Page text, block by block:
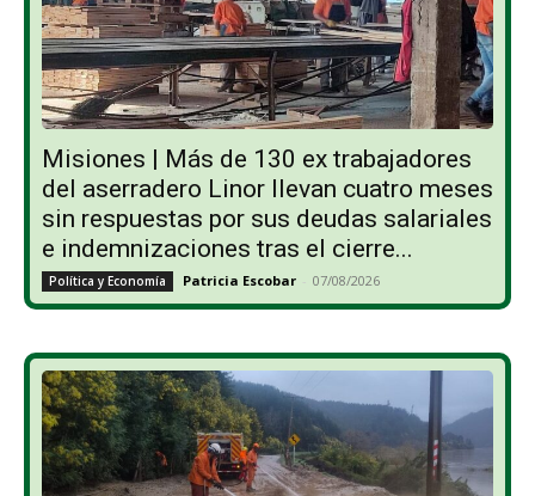
Misiones | Más de 130 ex trabajadores
del aserradero Linor llevan cuatro meses
sin respuestas por sus deudas salariales
e indemnizaciones tras el cierre...
Política y Economía Patricia Escobar - 07/08/2026